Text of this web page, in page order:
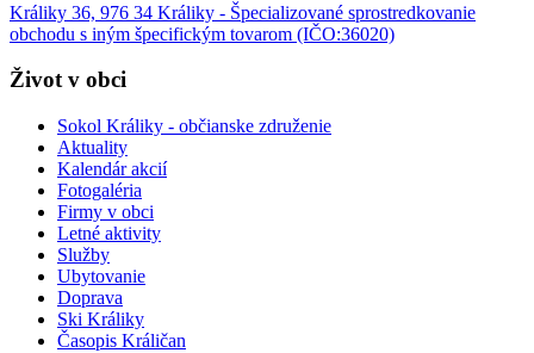
Králiky 36, 976 34 Králiky - Špecializované sprostredkovanie
obchodu s iným špecifickým tovarom (IČO:36020)
Život v obci
Sokol Králiky - občianske združenie
Aktuality
Kalendár akcií
Fotogaléria
Firmy v obci
Letné aktivity
Služby
Ubytovanie
Doprava
Ski Králiky
Časopis Králičan